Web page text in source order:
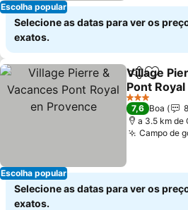
Escolha popular
Selecione as datas para ver os
exatos.
Escolha popular
Partilhar
Village
Pont
Ver preços
3 Estrelas
7,6 Boa
a 3.5 km de
Campo de
Selecione as datas para ver os
exatos.